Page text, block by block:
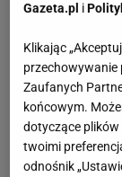
Gazeta.pl i
Klikając
przechowywanie
Zaufanych
końcowym.
dotyczące plików
twoimi
odnośnik